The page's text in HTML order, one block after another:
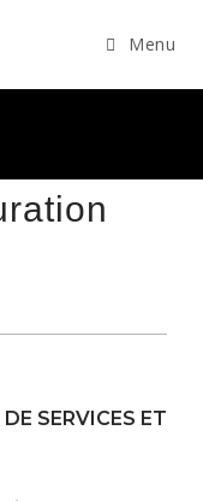
Menu
SERVICES ET